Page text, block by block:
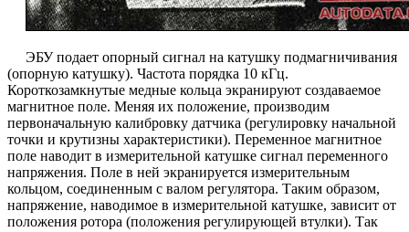
ЭБУ подает опорный сигнал на катушку подмагничивания
(опорную катушку). Частота порядка 10 кГц.
Короткозамкнутые медные кольца экранируют создаваемое
магнитное поле. Меняя их положение, производим
первоначальную калибровку датчика (регулировку начальной
точки и крутизны характеристики). Переменное магнитное
поле наводит в измерительной катушке сигнал переменного
напряжения. Поле в ней экранируется измерительным
кольцом, соединенным с валом регулятора. Таким образом,
напряжение, наводимое в измерительной катушке, зависит от
положения ротора (положения регулирующей втулки). Так